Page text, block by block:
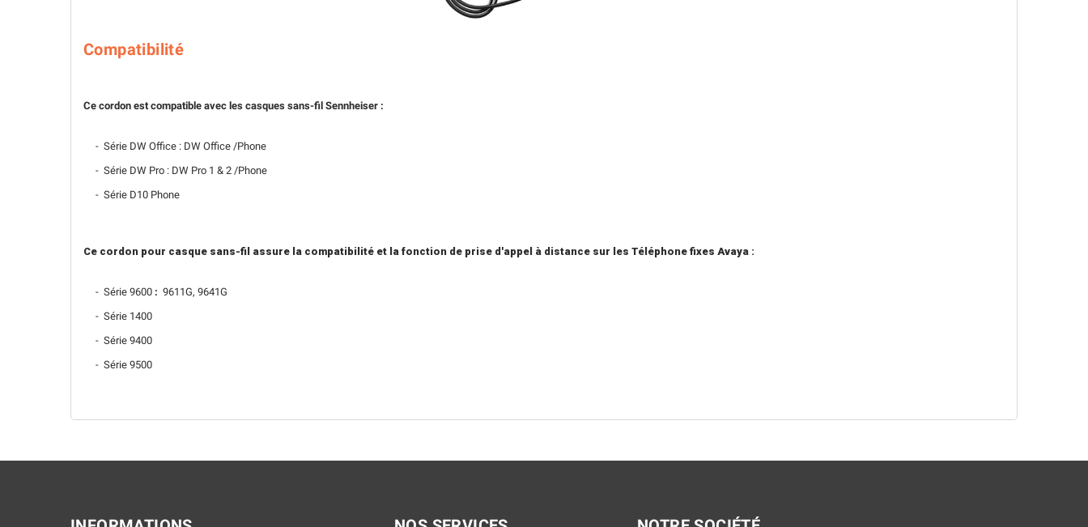
Compatibilité
Ce cordon est compatible avec les casques sans-fil Sennheiser :
- Série DW Office : DW Office /Phone
- Série DW Pro : DW Pro 1 & 2 /Phone
- Série D10 Phone
Ce cordon pour casque sans-fil assure la compatibilité et la fonction de prise d'appel à distance sur les Téléphone fixes Avaya :
- Série 9600 : 9611G, 9641G
- Série 1400
- Série 9400
- Série 9500